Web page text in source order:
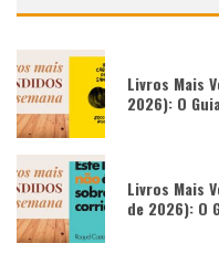
Livros Mais
2026): O
Livros Mais
de 2026): O